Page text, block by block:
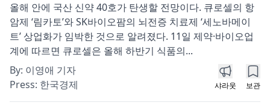
올해 안에 국산 신약 40호가 탄생할 전망이다. 큐로셀의 항
암제 ‘림카토’와 SK바이오팜의 뇌전증 치료제 ‘세노바메이
트’ 상업화가 임박한 것으로 알려졌다. 11일 제약·바이오업
계에 따르면 큐로셀은 올해 하반기 식품의...
By: 이영애 기자
Press: 한국경제 샤라웃 보관